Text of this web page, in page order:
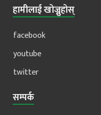
हामीलाई खोज्नुहोस्
facebook
youtube
twitter
सम्पर्क